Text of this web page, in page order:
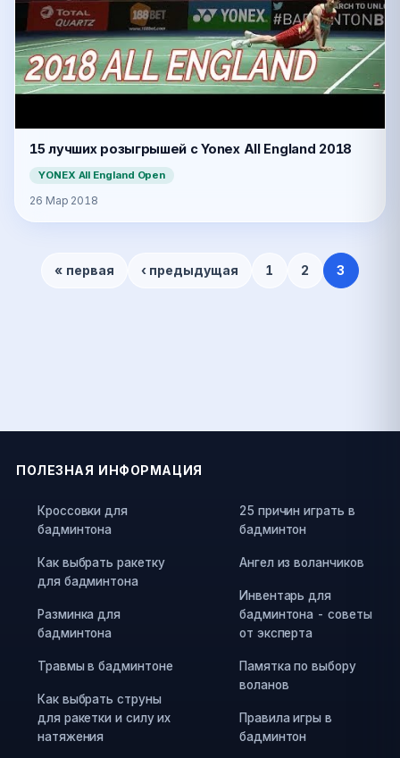
15 лучших розыгрышей с Yonex All England 2018
YONEX All England Open
26 Мар 2018
« первая ‹ предыдущая 1 2 3
ПОЛЕЗНАЯ ИНФОРМАЦИЯ
Кроссовки для
бадминтона
Как выбрать ракетку
для бадминтона
Разминка для
бадминтона
Травмы в бадминтоне
Как выбрать струны
для ракетки и силу их
натяжения
25 причин играть в
бадминтон
Ангел из воланчиков
Инвентарь для
бадминтона - советы
от эксперта
Памятка по выбору
воланов
Правила игры в
бадминтон